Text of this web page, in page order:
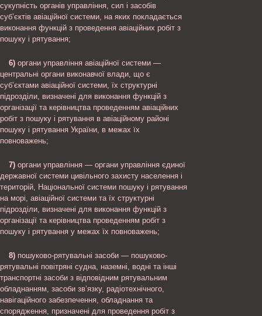
сукупність органів управління, сил і засобів
суб’єктів авіаційної системи, на яких покладається
виконання функцій з проведення авіаційних робіт з
пошуку і рятування;
6) органи управління авіаційної системи —
центральні органи виконавчої влади, що є
суб’єктами авіаційної системи, їх структурні
підрозділи, визначені для виконання функцій з
організації та керівництва проведенням авіаційних
робіт з пошуку і рятування в авіаційному районі
пошуку і рятування України, в межах їх
повноважень;
7) органи управління — органи управління єдиної
державної системи цивільного захисту населення і
територій, Національної системи пошуку і рятування
на морі, авіаційної системи та їх структурні
підрозділи, визначені для виконання функцій з
організації та керівництва проведенням робіт з
пошуку і рятування у межах їх повноважень;
8) пошуково-рятувальні засоби — пошуково-
рятувальні повітряні судна, наземні, водні та інші
транспортні засоби з відповідним рятувальним
обладнанням, засоби зв’язку, радіотехнічного,
навігаційного забезпечення, обладнання та
спорядження, призначені для проведення робіт з